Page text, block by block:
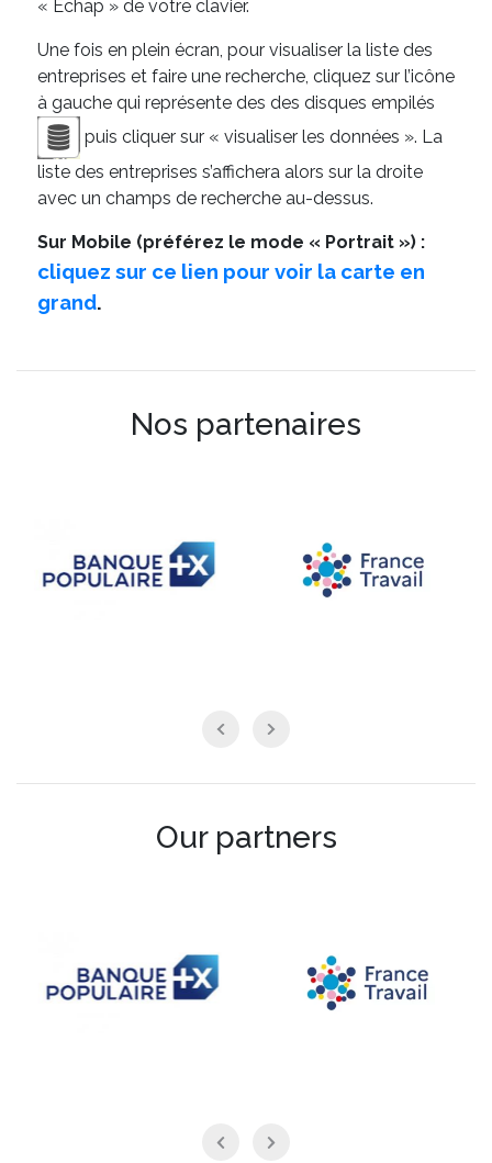
« Échap » de votre clavier.
Une fois en plein écran, pour visualiser la liste des
entreprises et faire une recherche, cliquez sur l’icône
à gauche qui représente des des disques empilés
puis cliquer sur « visualiser les données ». La
liste des entreprises s’affichera alors sur la droite
avec un champs de recherche au-dessus.
Sur Mobile (préférez le mode « Portrait ») :
cliquez sur ce lien pour voir la carte en
grand.
Nos partenaires
Our partners